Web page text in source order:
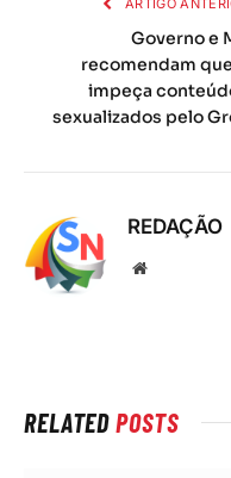
ARTIGO
Governo e
recomendam
impeça
sexualizados pelo
REDAÇÃO
Local
RELATEDPOSTS